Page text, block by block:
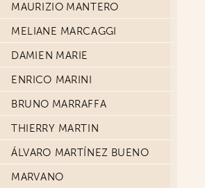
MAURIZIO MANTERO
MELIANE MARCAGGI
DAMIEN MARIE
ENRICO MARINI
BRUNO MARRAFFA
THIERRY MARTIN
ÁLVARO MARTÍNEZ BUENO
MARVANO